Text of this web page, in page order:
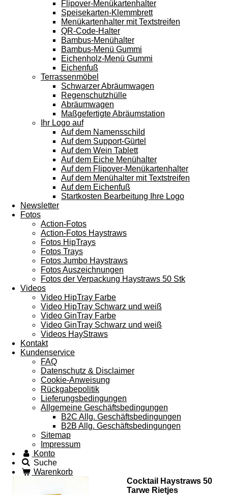
Flipover-Menükartenhalter
Speisekarten-Klemmbrett
Menükartenhalter mit Textstreifen
QR-Code-Halter
Bambus-Menühalter
Bambus-Menü Gummi
Eichenholz-Menü Gummi
Eichenfuß
Terrassenmöbel
Schwarzer Abräumwagen
Regenschutzhülle
Abräumwagen
Maßgefertigte Abräumstation
Ihr Logo auf
Auf dem Namensschild
Auf dem Support-Gürtel
Auf dem Wein Tablett
Auf dem Eiche Menühalter
Auf dem Flipover-Menükartenhalter
Auf dem Menühalter mit Textstreifen
Auf dem Eichenfuß
Startkosten Bearbeitung Ihre Logo
Newsletter
Fotos
Action-Fotos
Action-Fotos Haystraws
Fotos HipTrays
Fotos Trays
Fotos Jumbo Haystraws
Fotos Auszeichnungen
Fotos der Verpackung Haystraws 50 Stk
Videos
Video HipTray Farbe
Video HipTray Schwarz und weiß
Video GinTray Farbe
Video GinTray Schwarz und weiß
Videos HayStraws
Kontakt
Kundenservice
FAQ
Datenschutz & Disclaimer
Cookie-Anweisung
Rückgabepolitik
Lieferungsbedingungen
Allgemeine Geschäftsbedingungen
B2C Allg. Geschäftsbedingungen
B2B Allg. Geschäftsbedingungen
Sitemap
Impressum
Konto
Suche
Warenkorb
Cocktail Haystraws 50
Tarwe Rietjes